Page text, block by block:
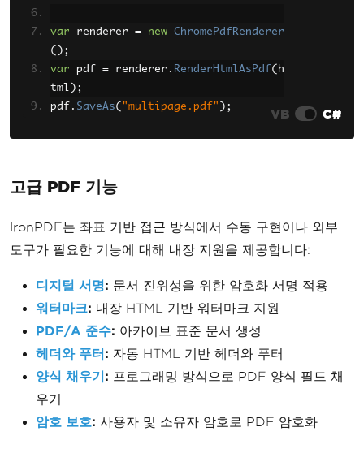
var renderer = new
ChromePdfRenderer
();
var pdf = renderer . RenderHtmlAsPdf( h
tml );
pdf . SaveAs( "multipage.pdf" ); VB C#
고급 PDF 기능
IronPDF는 좌표 기반 접근 방식에서 수동 구현이나 외부
도구가 필요한 기능에 대해 내장 지원을 제공합니다:
디지털 서명: 문서 진위성을 위한 암호화 서명 적용
워터마크: 내장 HTML 기반 워터마크 지원
PDF/A 준수: 아카이브 표준 문서 생성
헤더와 푸터 : 자동 HTML 기반 헤더와 푸터
양식 채우기 : 프로그래밍 방식으로 PDF 양식 필드 채
우기
암호 보호: 사용자 및 소유자 암호로 PDF 암호화